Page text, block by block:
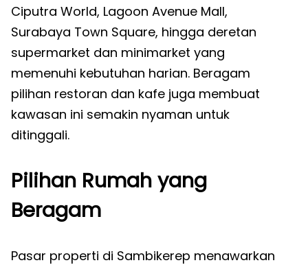
Ciputra World, Lagoon Avenue Mall,
Surabaya Town Square, hingga deretan
supermarket dan minimarket yang
memenuhi kebutuhan harian. Beragam
pilihan restoran dan kafe juga membuat
kawasan ini semakin nyaman untuk
ditinggali.
Pilihan Rumah yang
Beragam
Pasar properti di Sambikerep menawarkan